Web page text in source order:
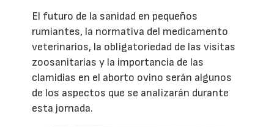
El futuro de la sanidad en pequeños
rumiantes, la normativa del medicamento
veterinarios, la obligatoriedad de las visitas
zoosanitarias y la importancia de las
clamidias en el aborto ovino serán algunos
de los aspectos que se analizarán durante
esta jornada.